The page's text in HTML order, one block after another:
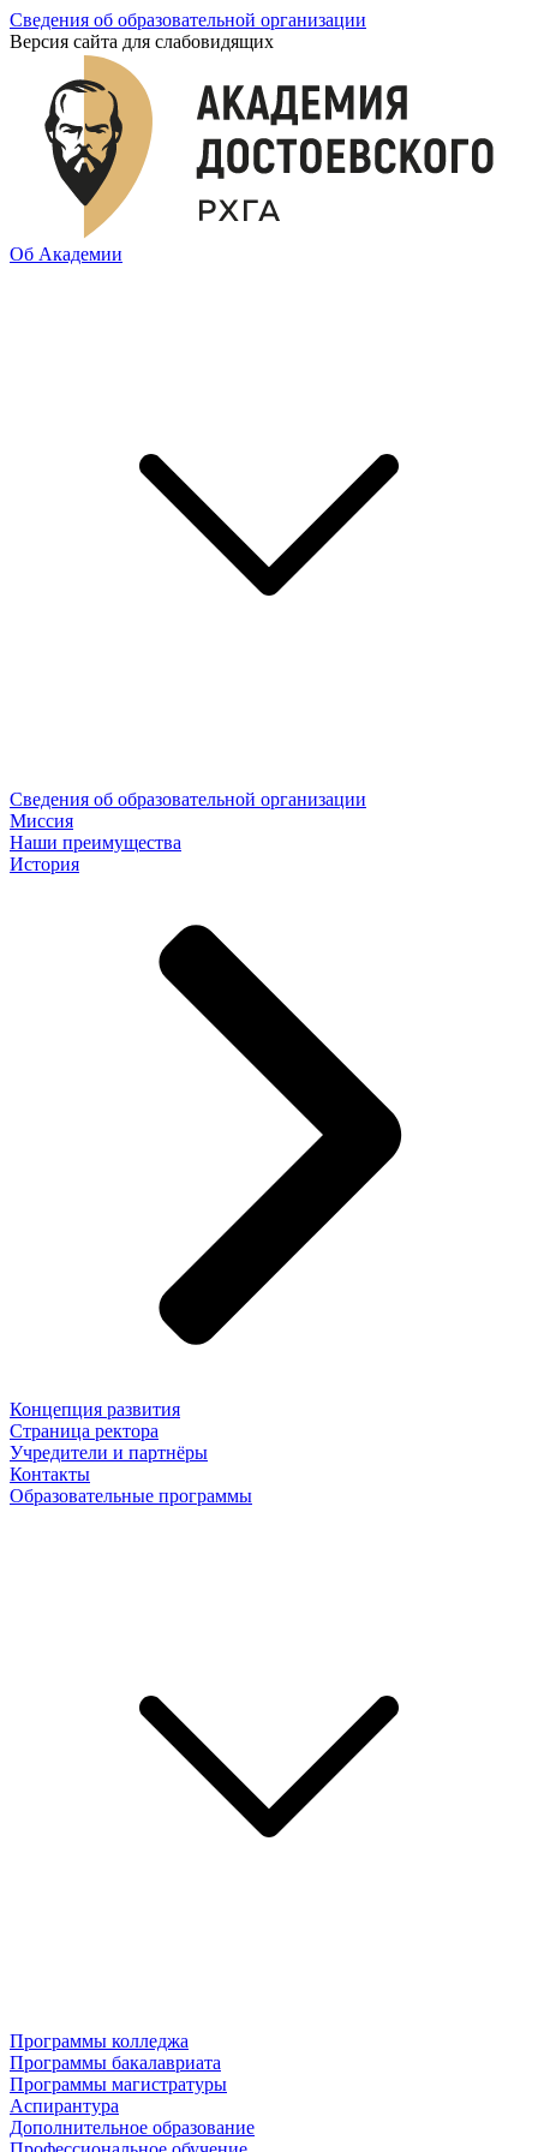
Сведения об образовательной организации
Версия сайта для слабовидящих
Об Академии
Сведения об образовательной организации
Миссия
Наши преимущества
История
Концепция развития
Страница ректора
Учредители и партнёры
Контакты
Образовательные программы
Программы колледжа
Программы бакалавриата
Программы магистратуры
Аспирантура
Дополнительное образование